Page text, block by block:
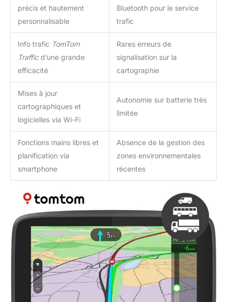
précis et hautement
personnalisable
Bluetooth pour le service
trafic
Info trafic TomTom
Trafficd’une grande
efficacité
Rares erreurs de
signalisation sur la
cartographie
Mises à jour
cartographiques et
logicielles via Wi-Fi
Autonomie sur batterie très
limitée
Fonctions mains libres et
planification via
smartphone
Absence de la gestion des
zones environnementales
récentes